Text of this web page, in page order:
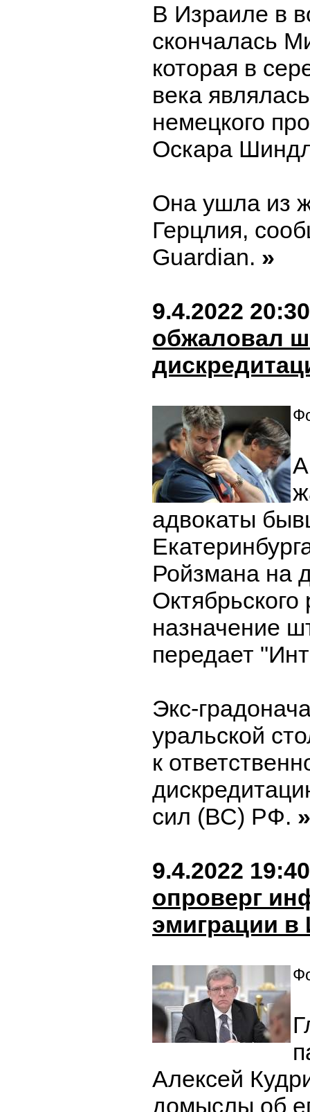
В Израиле в
скончалась
которая в
века
немецкого
Оскара
Она ушла из
Герцлия,
Guardian. »
9.4.2022 20:30
обжаловал
адвокаты
Ройзмана на
Октябрьского
назначение
передает
Экс-
уральской
к
сил (ВС) РФ. »
9.4.2022 19:40
опроверг
эмиграции в
Алексей
домыслы об